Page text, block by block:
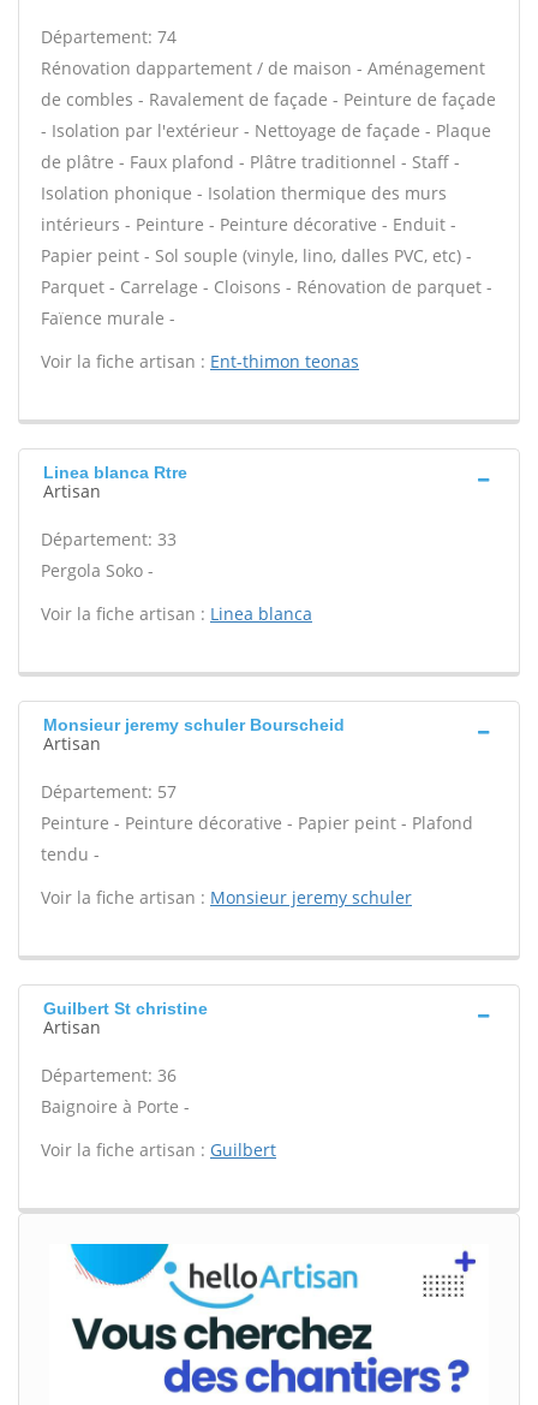
Département: 74
Rénovation dappartement / de maison - Aménagement
de combles - Ravalement de façade - Peinture de façade
- Isolation par l'extérieur - Nettoyage de façade - Plaque
de plâtre - Faux plafond - Plâtre traditionnel - Staff -
Isolation phonique - Isolation thermique des murs
intérieurs - Peinture - Peinture décorative - Enduit -
Papier peint - Sol souple (vinyle, lino, dalles PVC, etc) -
Parquet - Carrelage - Cloisons - Rénovation de parquet -
Faïence murale -
Voir la fiche artisan : Ent-thimon teonas
Linea blanca Rtre
Artisan
Département: 33
Pergola Soko -
Voir la fiche artisan : Linea blanca
Monsieur jeremy schuler Bourscheid
Artisan
Département: 57
Peinture - Peinture décorative - Papier peint - Plafond
tendu -
Voir la fiche artisan : Monsieur jeremy schuler
Guilbert St christine
Artisan
Département: 36
Baignoire à Porte -
Voir la fiche artisan : Guilbert